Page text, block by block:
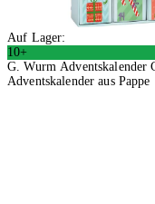
Auf Lager:
10+
G. Wurm Adventskalender
Adventskalender aus Pappe